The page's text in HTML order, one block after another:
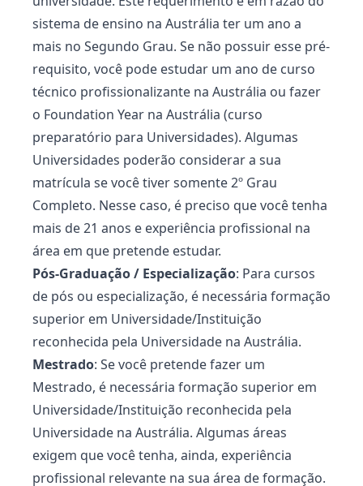
sistema de ensino na Austrália ter um ano a
mais no Segundo Grau. Se não possuir esse pré-
requisito, você pode estudar um ano de curso
técnico profissionalizante na Austrália ou fazer
o Foundation Year na Austrália (curso
preparatório para Universidades). Algumas
Universidades poderão considerar a sua
matrícula se você tiver somente 2º Grau
Completo. Nesse caso, é preciso que você tenha
mais de 21 anos e experiência profissional na
área em que pretende estudar.
Pós-Graduação / Especialização: Para cursos
de pós ou especialização, é necessária formação
superior em Universidade/Instituição
reconhecida pela Universidade na Austrália.
Mestrado: Se você pretende fazer um
Mestrado, é necessária formação superior em
Universidade/Instituição reconhecida pela
Universidade na Austrália. Algumas áreas
exigem que você tenha, ainda, experiência
profissional relevante na sua área de formação.